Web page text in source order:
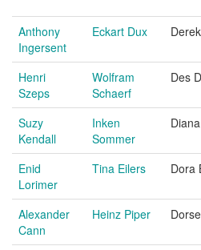
Anthony
Ingersent
Eckart Dux
Henri
Szeps
Wolfram
Schaerf
Des
Suzy
Kendall
Inken
Sommer
Diana
Enid
Lorimer
Tina Eilers Dora
Alexander
Cann
Heinz Piper